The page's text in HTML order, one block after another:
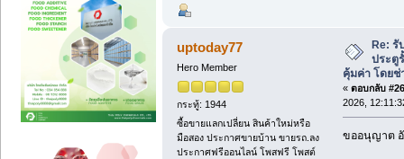
uptoday77
Hero Member
กระทู้: 1944
ซื้อขายแลกเปลี่ยน สินค้าใหม่หรือ
มือสอง ประกาศขายบ้าน ขายรถ.ลง
ประกาศฟรีออนไลน์ โพสฟรี โพสต์
Re:
ประตู
คุ้มค่า โดยช่
« ตอบกลับ
2026,
ขออนุญาต